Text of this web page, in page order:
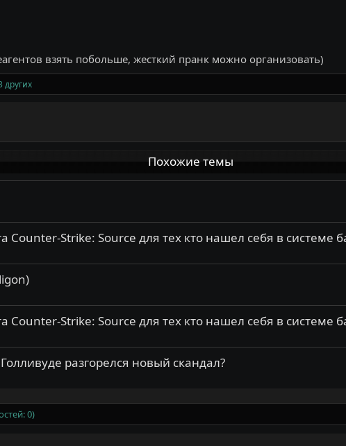
взять побольше, жесткий пранк можно организовать)
других
Похожие темы
Strike: Source для тех кто нашел себя в системе
Strike: Source для тех кто нашел себя в системе
разгорелся новый скандал?
0)